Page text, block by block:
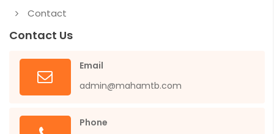
Contact
Contact Us
Email
admin@mahamtb.com
Phone